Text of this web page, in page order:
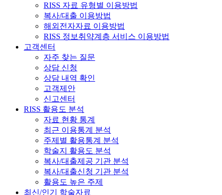
RISS 자료 유형별 이용방법
복사/대출 이용방법
해외전자자료 이용방법
RISS 정보취약계층 서비스 이용방법
고객센터
자주 찾는 질문
상담 신청
상담 내역 확인
고객제안
신고센터
RISS 활용도 분석
자료 현황 통계
최근 이용통계 분석
주제별 활용통계 분석
학술지 활용도 분석
복사/대출제공 기관 분석
복사/대출신청 기관 분석
활용도 높은 주제
최신/인기 학술자료